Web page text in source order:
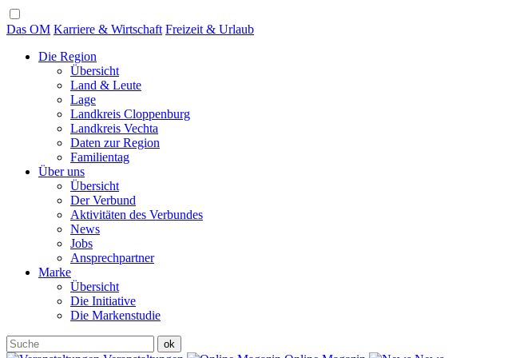
Das OM Karriere & Wirtschaft Freizeit & Urlaub
Die Region
Übersicht
Land & Leute
Lage
Landkreis Cloppenburg
Landkreis Vechta
Daten zur Region
Familientag
Über uns
Übersicht
Der Verbund
Aktivitäten des Verbundes
News
Jobs
Ansprechpartner
Marke
Übersicht
Die Initiative
Die Markenstudie